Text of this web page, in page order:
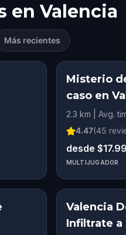
en Valencia
Más recientes
Misterio
caso en
2.3 km | Avg.
4.47(45
desde $17.99
MULTIJUGADOR
Valencia
Infiltrate a